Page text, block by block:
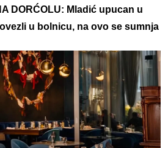
DORĆOLU: Mladić upucan u
u bolnicu, na ovo se sumnja